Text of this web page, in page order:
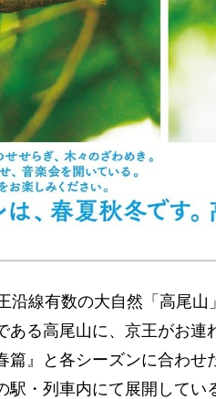
沿線有数の大自然「高尾
ある高尾山に、京王がお
篇』と各シーズンに合わ
駅・列車内にて展開して